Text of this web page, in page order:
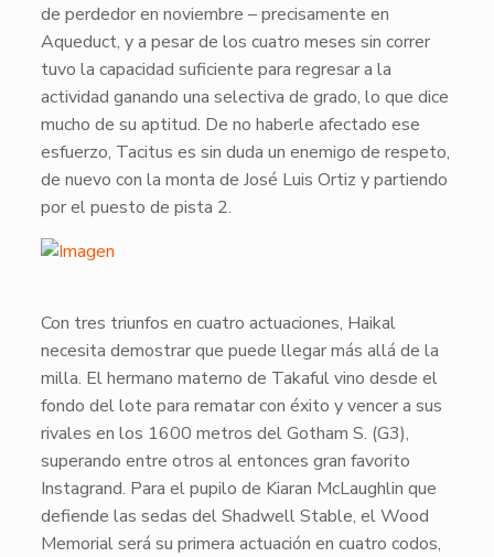
de perdedor en noviembre – precisamente en
Aqueduct, y a pesar de los cuatro meses sin correr
tuvo la capacidad suficiente para regresar a la
actividad ganando una selectiva de grado, lo que dice
mucho de su aptitud. De no haberle afectado ese
esfuerzo, Tacitus es sin duda un enemigo de respeto,
de nuevo con la monta de José Luis Ortiz y partiendo
por el puesto de pista 2.
​Con tres triunfos en cuatro actuaciones, Haikal
necesita demostrar que puede llegar más allá de la
milla. El hermano materno de Takafulvino desde el
fondo del lote para rematar con éxito y vencer a sus
rivales en los 1600 metros del Gotham S. (G3),
superando entre otros al entonces gran favorito
Instagrand. Para el pupilo de Kiaran McLaughlin que
defiende las sedas del Shadwell Stable, el Wood
Memorial será su primera actuación en cuatro codos,